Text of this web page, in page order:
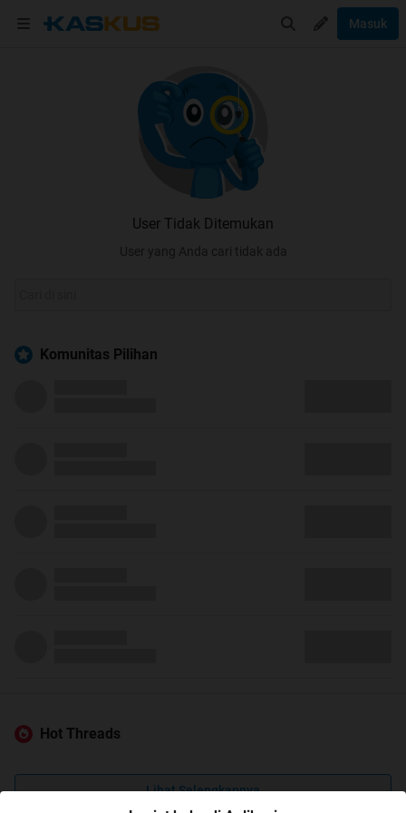
Masuk
User Tidak Ditemukan
User yang Anda cari tidak ada
Komunitas Pilihan
Hot Threads
Lihat Selengkapnya